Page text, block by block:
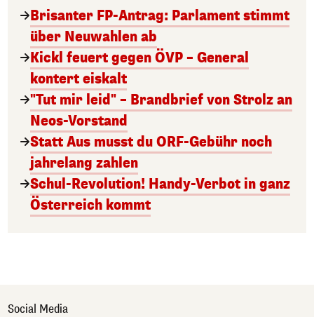
Brisanter FP-Antrag: Parlament stimmt
über Neuwahlen ab
Kickl feuert gegen ÖVP – General
kontert eiskalt
"Tut mir leid" – Brandbrief von Strolz an
Neos-Vorstand
Statt Aus musst du ORF-Gebühr noch
jahrelang zahlen
Schul-Revolution! Handy-Verbot in ganz
Österreich kommt
Social Media